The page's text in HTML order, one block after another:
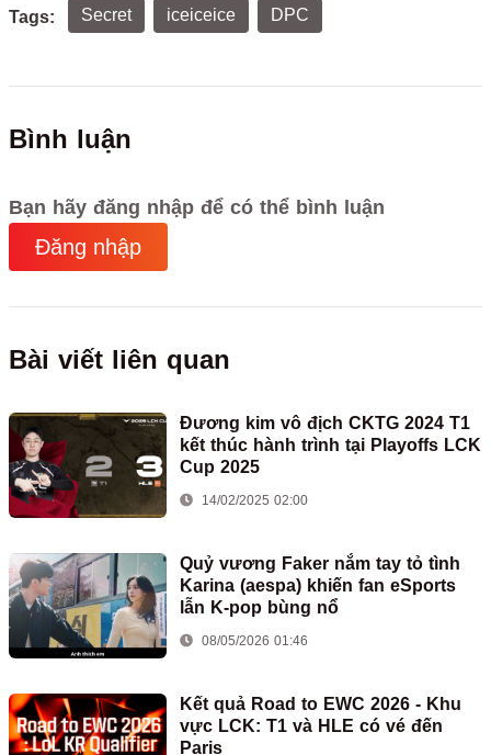
Tags: Secret iceiceice DPC
Bình luận
Bạn hãy đăng nhập để có thể bình luận
Đăng nhập
Bài viết liên quan
Đương kim vô địch CKTG 2024 T1
kết thúc hành trình tại Playoffs LCK
Cup 2025
14/02/2025 02:00
Quỷ vương Faker nắm tay tỏ tình
Karina (aespa) khiến fan eSports
lẫn K-pop bùng nổ
08/05/2026 01:46
Kết quả Road to EWC 2026 - Khu
vực LCK: T1 và HLE có vé đến
Paris